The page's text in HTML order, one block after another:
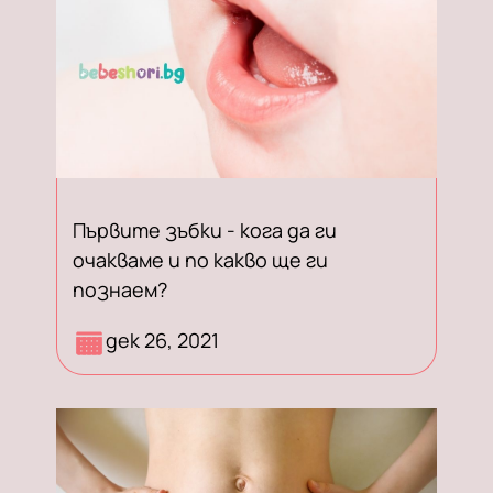
Първите зъбки - кога да ги
очакваме и по какво ще ги
познаем?
зъбки на бебетата, как да
облекчиш дискомфорта и кои
методи помагат най-добре.
дек 26, 2021